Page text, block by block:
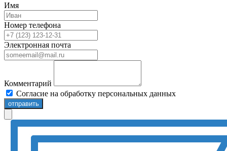
Имя
Номер телефона
Электронная почта
Комментарий
Согласие на обработку персональных данных
отправить